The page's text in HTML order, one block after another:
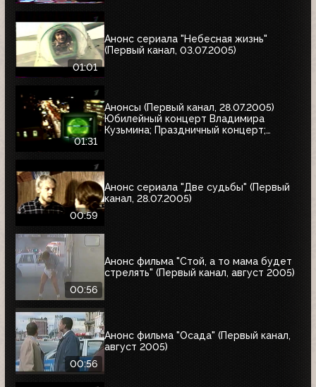
01:01
Анонс сериала "Небесная жизнь"
(Первый канал, 03.07.2005)
01:31
Анонсы (Первый канал, 28.07.2005)
Юбилейный концерт Владимира
Кузьмина; Праздничный концерт;
00:59
Анонс сериала "Две судьбы" (Первый
канал, 28.07.2005)
00:56
Анонс фильма "Стой, а то мама будет
стрелять" (Первый канал, август 2005)
00:56
Анонс фильма "Осада" (Первый канал,
август 2005)